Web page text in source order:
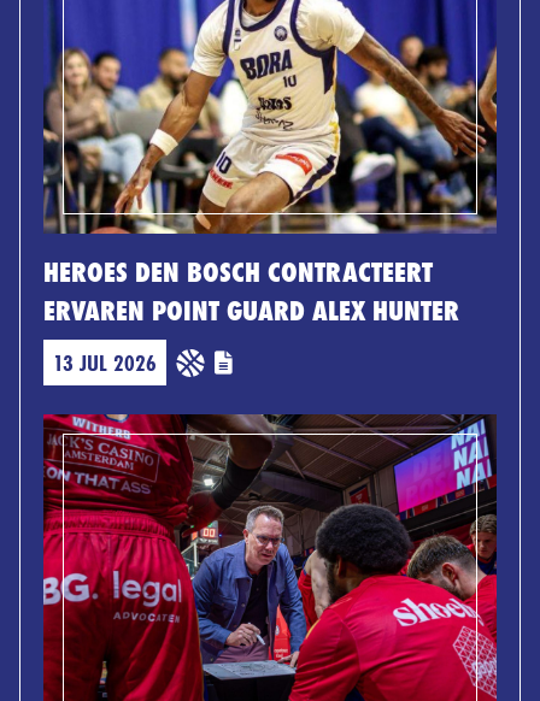
HEROES DEN BOSCH CONTRACTEERT
ERVAREN POINT GUARD ALEX HUNTER
13 JUL 2026